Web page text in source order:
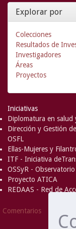
Explorar por
Colecciones
Resultados de
Investigadores
Áreas
Proyectos
Iniciativas
Diplomatura en salud
Dirección y Gestión
OSFL
Ellas-Mujeres y
ITF - Iniciativa
OSSyR -
Proyecto ATICA
REDAAS - Red de
Comentarios
2008